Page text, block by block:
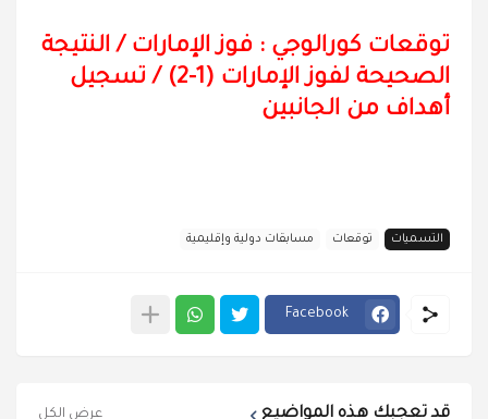
توقعات كورالوجي : فوز الإمارات /النتيجة
الصحيحة لفوز الإمارات (1-2) / تسجيل
أهداف من الجانبين
التسميات توقعات مسابقات دولية وإقليمية
Facebook
قد تعجبك هذه المواضيع عرض الكل